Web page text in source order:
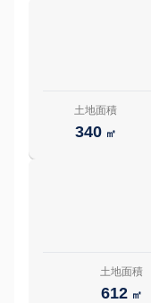
土地面積
340 ㎡
土地面積
612 ㎡